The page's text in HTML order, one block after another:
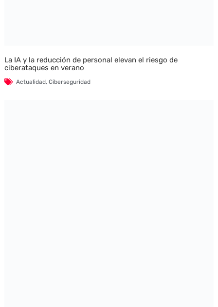
La IA y la reducción de personal elevan el riesgo de
ciberataques en verano
Actualidad, Ciberseguridad